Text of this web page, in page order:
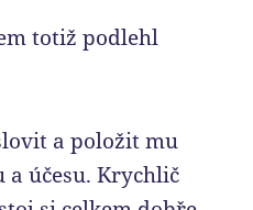
totiž podlehl
a položit mu
účesu. Krychlič